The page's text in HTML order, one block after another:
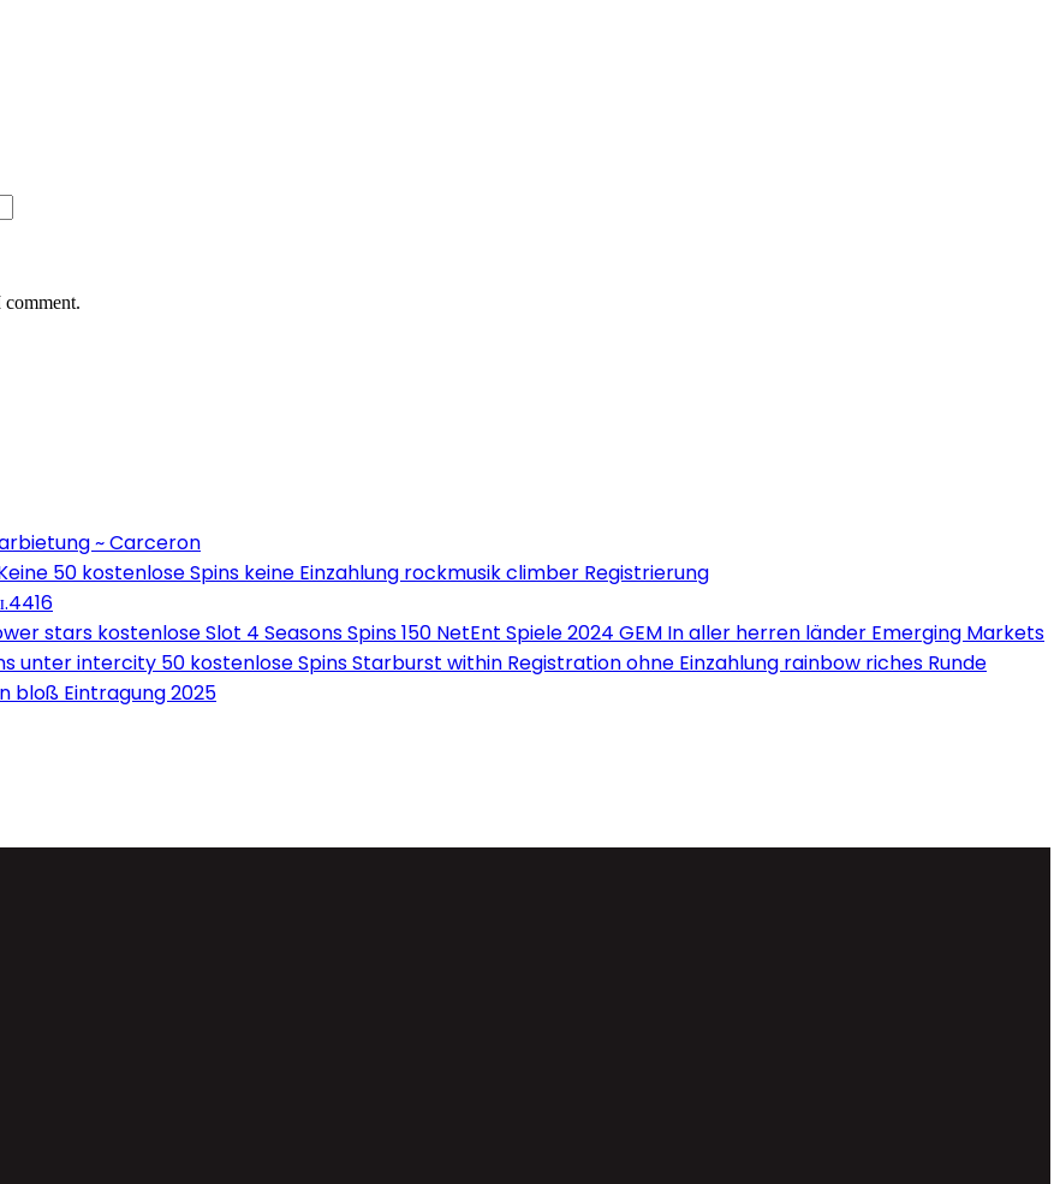
~ Carceron
50 kostenlose Spins keine Einzahlung rockmusik climber Registrierung
stars kostenlose Slot 4 Seasons Spins 150 NetEnt Spiele 2024 GEM In aller herren länder Emerging Markets
unter intercity 50 kostenlose Spins Starburst within Registration ohne Einzahlung rainbow riches Runde
bloß Eintragung 2025